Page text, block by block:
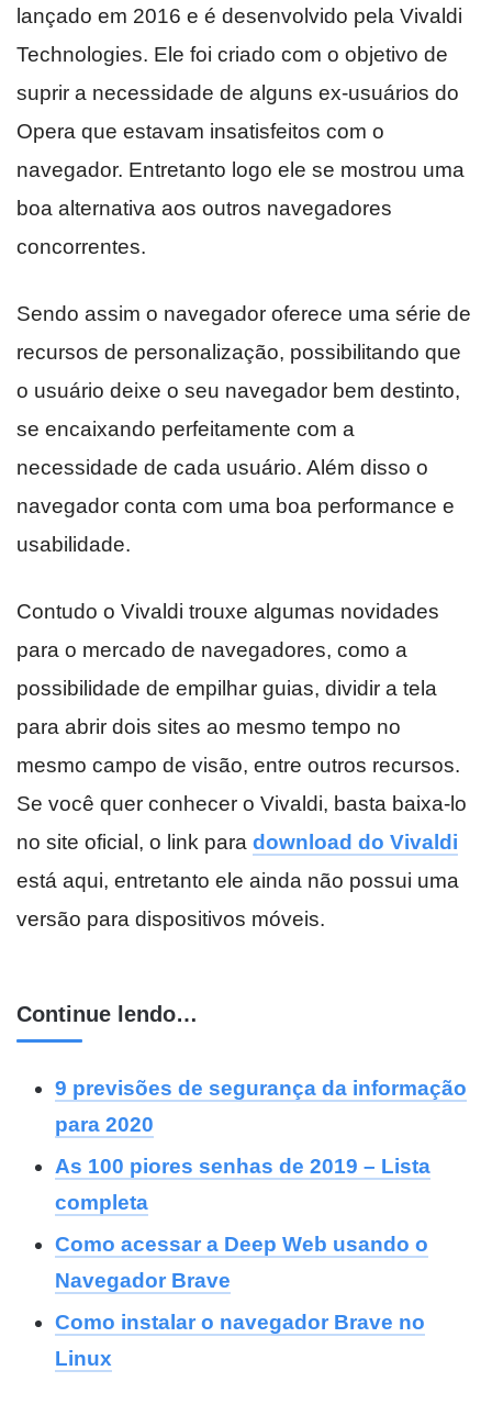
lançado em 2016 e é desenvolvido pela Vivaldi
Technologies. Ele foi criado com o objetivo de
suprir a necessidade de alguns ex-usuários do
Opera que estavam insatisfeitos com o
navegador. Entretanto logo ele se mostrou uma
boa alternativa aos outros navegadores
concorrentes.
Sendo assim o navegador oferece uma série de
recursos de personalização, possibilitando que
o usuário deixe o seu navegador bem destinto,
se encaixando perfeitamente com a
necessidade de cada usuário. Além disso o
navegador conta com uma boa performance e
usabilidade.
Contudo o Vivaldi trouxe algumas novidades
para o mercado de navegadores, como a
possibilidade de empilhar guias, dividir a tela
para abrir dois sites ao mesmo tempo no
mesmo campo de visão, entre outros recursos.
Se você quer conhecer o Vivaldi, basta baixa-lo
no site oficial, o link para download do Vivaldi
está aqui, entretanto ele ainda não possui uma
versão para dispositivos móveis.
Continue lendo…
9 previsões de segurança da informação
para 2020
As 100 piores senhas de 2019 – Lista
completa
Como acessar a Deep Web usando o
Navegador Brave
Como instalar o navegador Brave no
Linux